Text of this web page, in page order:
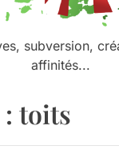
subversion,
affinités...
toits